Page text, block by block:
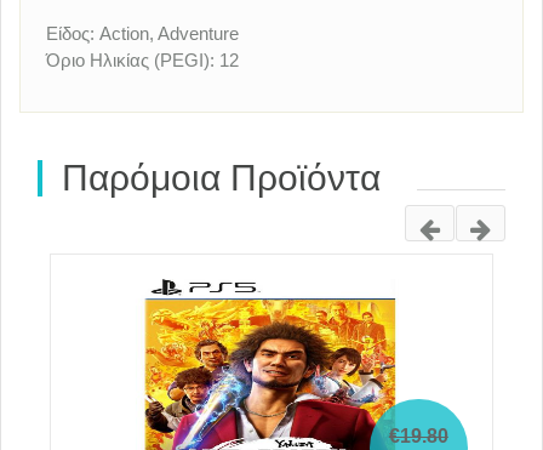
Είδος: Action, Adventure
Όριο Ηλικίας (PEGI): 12
Παρόμοια Προϊόντα
€19.80